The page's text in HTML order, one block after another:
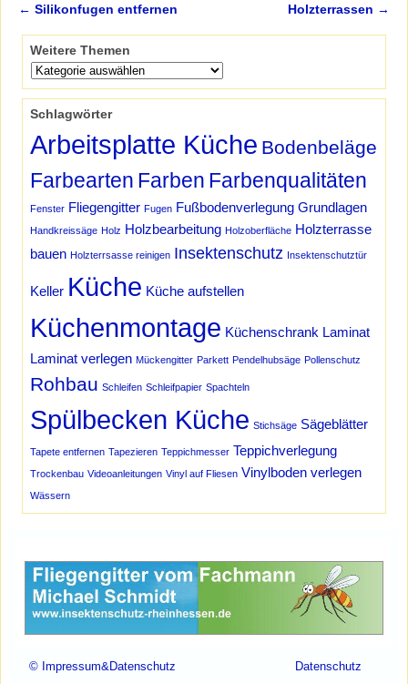
← Silikonfugen entfernen Holzterrassen →
Weitere Themen
Schlagwörter
Arbeitsplatte Küche Bodenbeläge
Farbearten Farben Farbenqualitäten
Fenster Fliegengitter Fugen Fußbodenverlegung Grundlagen
Handkreissäge Holz Holzbearbeitung Holzoberfläche Holzterrasse
bauen Holzterrsasse reinigen Insektenschutz Insektenschutztür
Keller Küche Küche aufstellen
Küchenmontage Küchenschrank Laminat
Laminat verlegen Mückengitter Parkett Pendelhubsäge Pollenschutz
Rohbau Schleifen Schleifpapier Spachteln
Spülbecken Küche Stichsäge Sägeblätter
Tapete entfernen Tapezieren Teppichmesser Teppichverlegung
Trockenbau Videoanleitungen Vinyl auf Fliesen Vinylboden verlegen
Wässern
© Impressum&Datenschutz Datenschutz